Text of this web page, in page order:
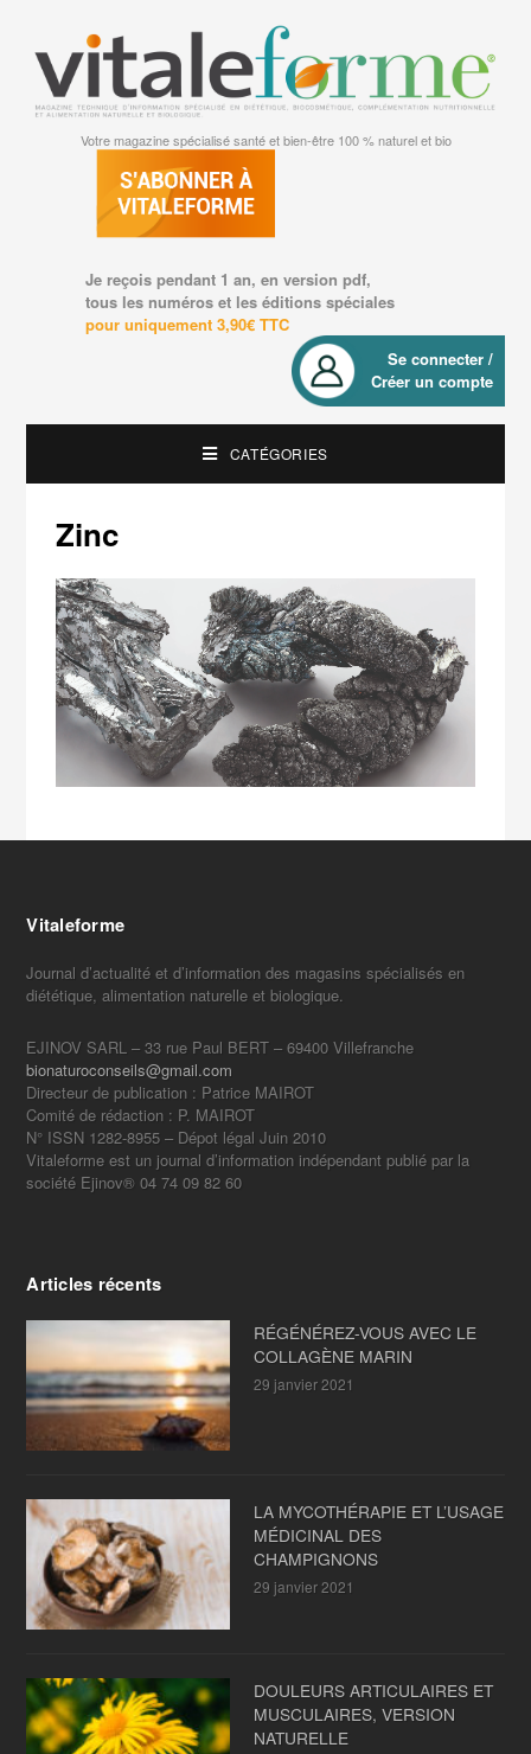
Votre magazine spécialisé santé et bien-être 100 % naturel et bio
Je reçois pendant 1 an, en version pdf,
tous les numéros et les éditions spéciales
pour uniquement 3,90€ TTC
Se connecter /
Créer un compte
CATÉGORIES
Zinc
Vitaleforme
Journal d’actualité et d’information des magasins spécialisés en
diététique, alimentation naturelle et biologique.
EJINOV SARL – 33 rue Paul BERT – 69400 Villefranche
bionaturoconseils@gmail.com
Directeur de publication : Patrice MAIROT
Comité de rédaction : P. MAIROT
N° ISSN 1282-8955 – Dépot légal Juin 2010
Vitaleforme est un journal d’information indépendant publié par la
société Ejinov® 04 74 09 82 60
Articles récents
RÉGÉNÉREZ-VOUS AVEC LE
COLLAGÈNE MARIN
29 janvier 2021
LA MYCOTHÉRAPIE ET L’USAGE
MÉDICINAL DES
CHAMPIGNONS
29 janvier 2021
DOULEURS ARTICULAIRES ET
MUSCULAIRES, VERSION
NATURELLE